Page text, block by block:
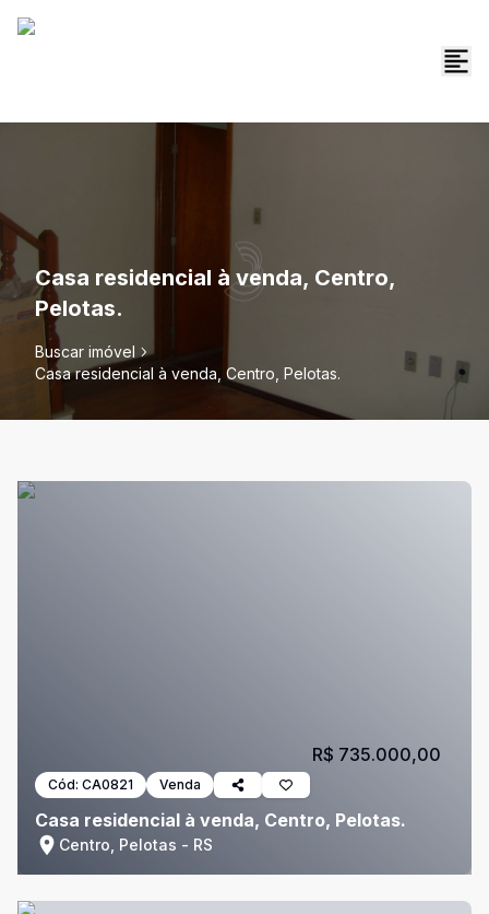
Casa residencial à venda, Centro,
Pelotas.
Buscar imóvel
Casa residencial à venda, Centro, Pelotas.
Cód: CA0821 Venda
Casa residencial à venda, Centro, Pelotas.
Centro, Pelotas - RS
R$ 735.000,00